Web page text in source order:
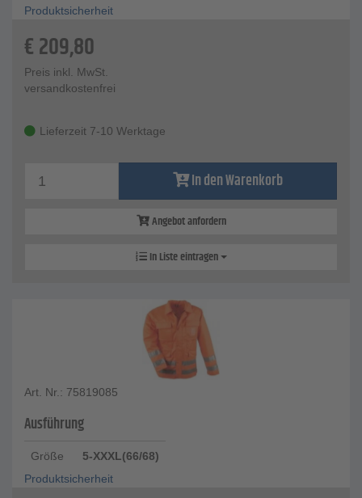
Produktsicherheit
€209,80
Preis inkl. MwSt.
versandkostenfrei
Lieferzeit 7-10 Werktage
In den Warenkorb
Angebot anfordern
In Liste eintragen
Art. Nr.: 75819085
Ausführung
Größe
5-XXXL(66/68)
Produktsicherheit